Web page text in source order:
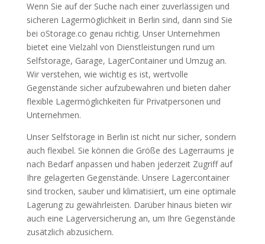
Wenn Sie auf der Suche nach einer zuverlässigen und
sicheren Lagermöglichkeit in Berlin sind, dann sind Sie
bei oStorage.co genau richtig. Unser Unternehmen
bietet eine Vielzahl von Dienstleistungen rund um
Selfstorage, Garage, LagerContainer und Umzug an.
Wir verstehen, wie wichtig es ist, wertvolle
Gegenstände sicher aufzubewahren und bieten daher
flexible Lagermöglichkeiten für Privatpersonen und
Unternehmen.
Unser Selfstorage in Berlin ist nicht nur sicher, sondern
auch flexibel. Sie können die Größe des Lagerraums je
nach Bedarf anpassen und haben jederzeit Zugriff auf
Ihre gelagerten Gegenstände. Unsere Lagercontainer
sind trocken, sauber und klimatisiert, um eine optimale
Lagerung zu gewährleisten. Darüber hinaus bieten wir
auch eine Lagerversicherung an, um Ihre Gegenstände
zusätzlich abzusichern.